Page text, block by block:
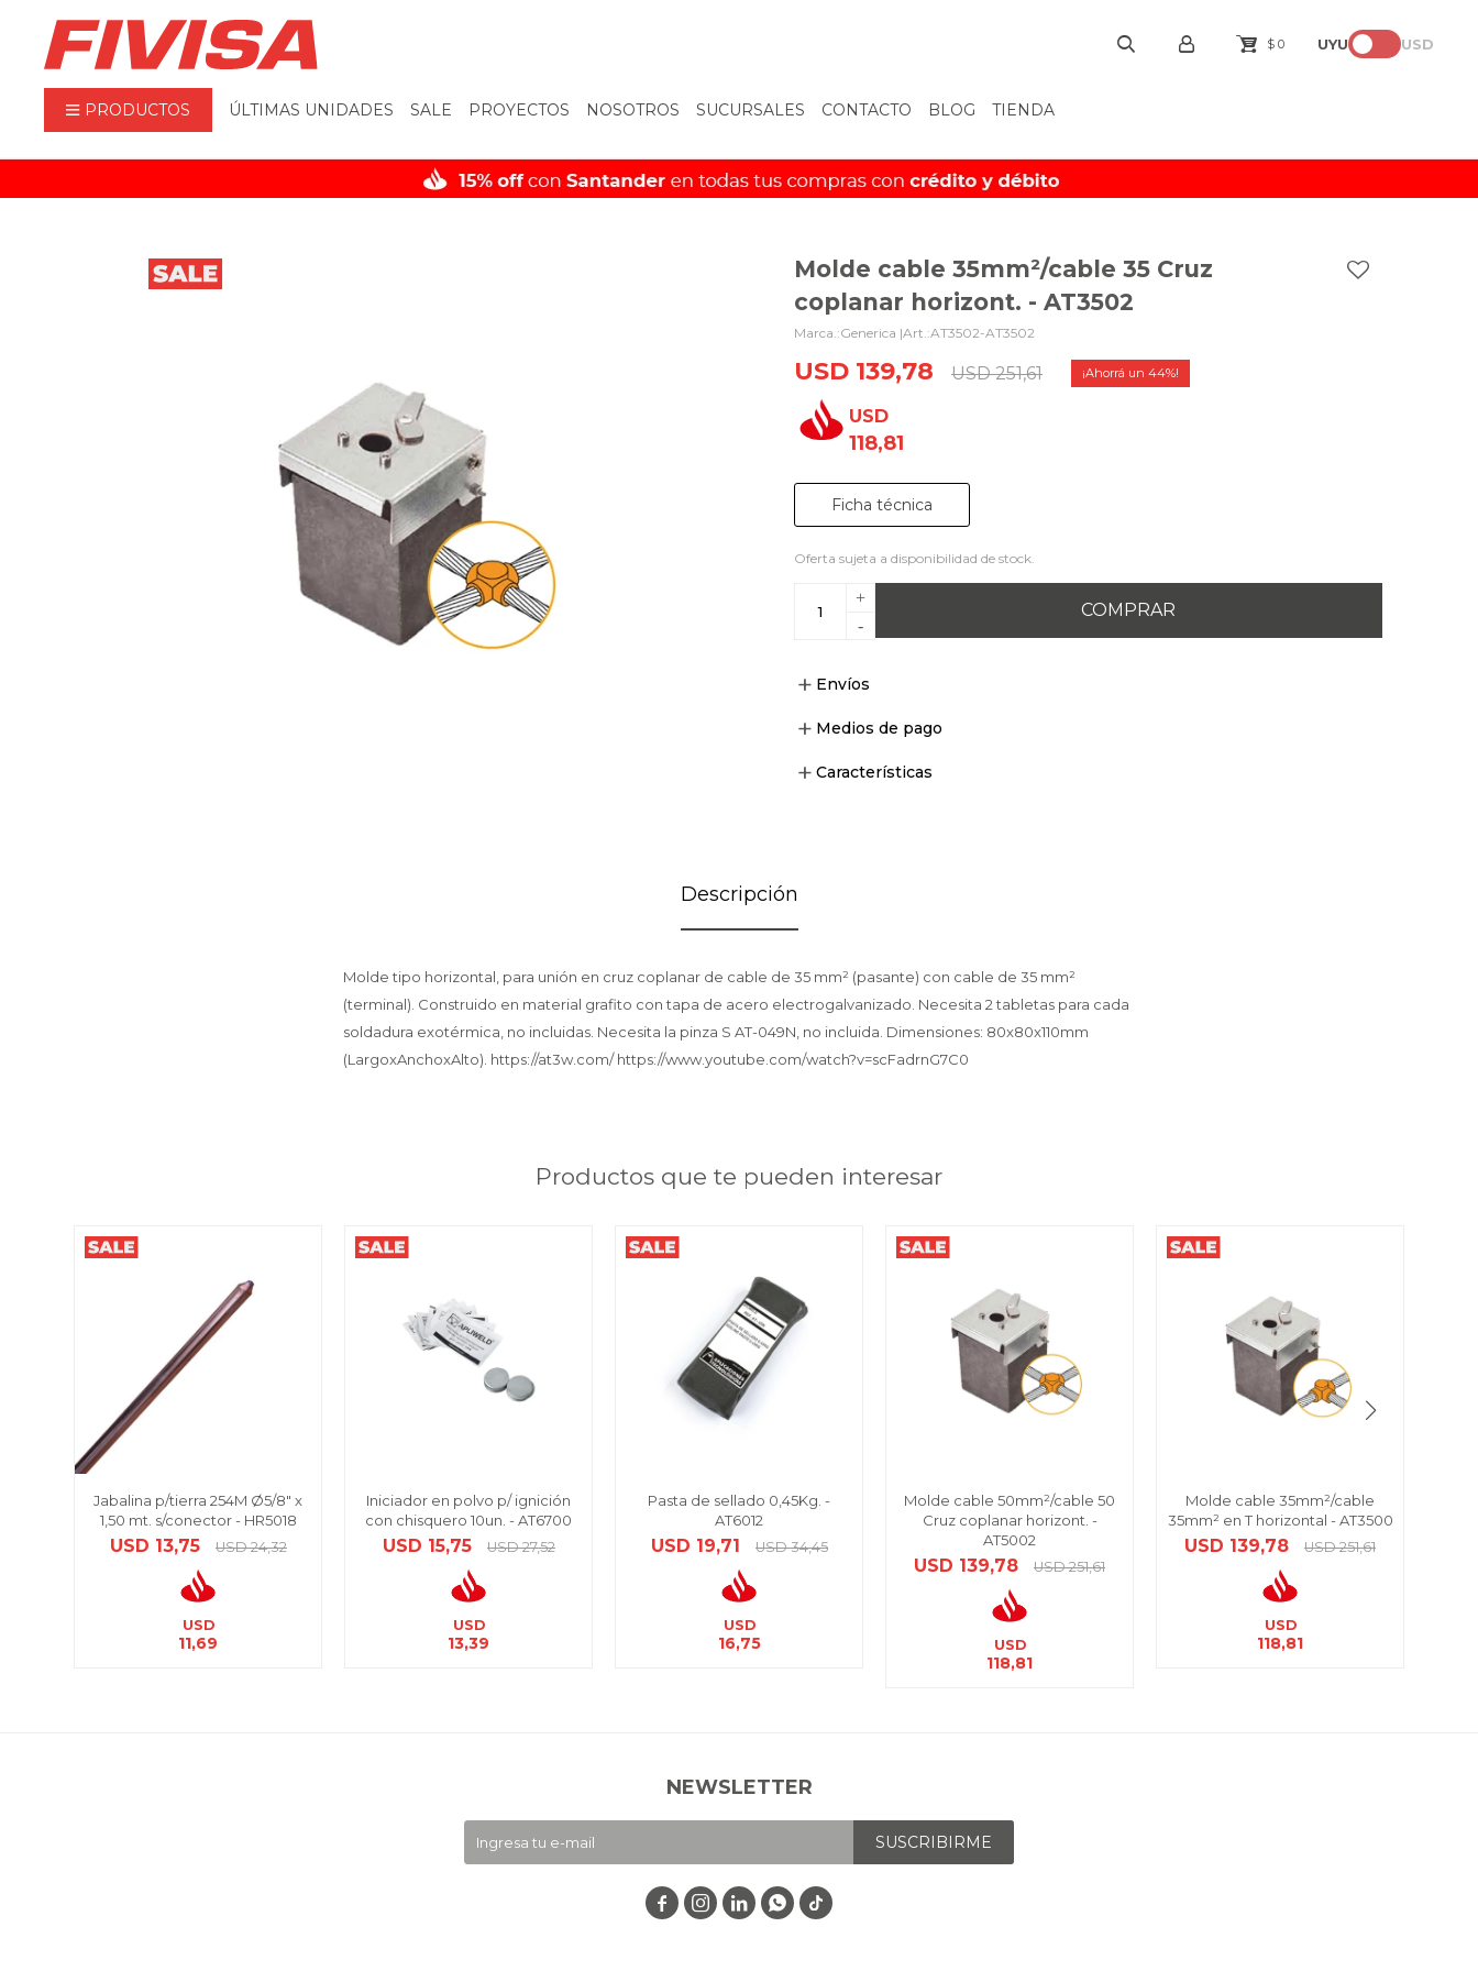
PRODUCTOS ÚLTIMAS UNIDADES SALE PROYECTOS NOSOTROS SUCURSALES CONTACTO BLOG TIENDA
$ 0 UYU USD
Molde cable 35mm²/cable 35 Cruz
coplanar horizont. - AT3502
Generica | AT3502-AT3502
USD 139,78 USD 251,61 44
USD
118,81
Ficha técnica
Oferta sujeta a disponibilidad de stock.
+
-
COMPRAR
Envíos
Medios de pago
Características
Descripción
Molde tipo horizontal, para unión en cruz coplanar de cable de 35 mm² (pasante) con cable de 35 mm²
(terminal). Construido en material grafito con tapa de acero electrogalvanizado. Necesita 2 tabletas para cada
soldadura exotérmica, no incluidas. Necesita la pinza S AT-049N, no incluida. Dimensiones: 80x80x110mm
(LargoxAnchoxAlto). https://at3w.com/ https://www.youtube.com/watch?v=scFadrnG7C0
Productos que te pueden interesar
Jabalina p/tierra 254M Ø5/8" x
1,50 mt. s/conector - HR5018
USD 13,75 USD 24,32
USD
11,69
Iniciador en polvo p/ ignición
con chisquero 10un. - AT6700
USD 15,75 USD 27,52
USD
13,39
Pasta de sellado 0,45Kg. -
AT6012
USD 19,71 USD 34,45
USD
16,75
Molde cable 50mm²/cable 50
Cruz coplanar horizont. -
AT5002
USD 139,78 USD 251,61
USD
118,81
Molde cable 35mm²/cable
35mm² en T horizontal - AT3500
USD 139,78 USD 251,61
USD
118,81
NEWSLETTER
SUSCRIBIRME
   